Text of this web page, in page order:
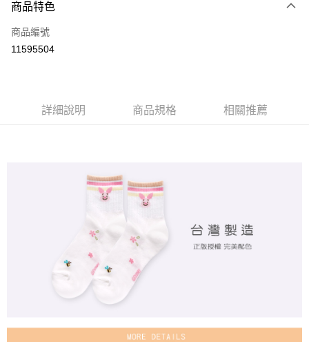
LINE Pay
Apple Pay
ATM付款
每筆NT$80，滿NT$899(含以上)免運費
每筆NT$80，滿NT$859(含以上)免運費
每筆NT$80，滿NT$899(含以上)免運費
付款後7-11取貨
商品特色
商品編號
11595504
詳細說明 商品規格 相關推薦